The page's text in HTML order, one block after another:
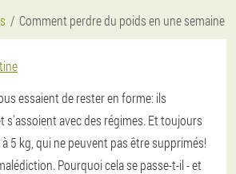
Comment perdre du poids en une semaine
essaient de rester en forme: ils
s'assoient avec des régimes. Et toujours
5 kg, qui ne peuvent pas être supprimés!
Pourquoi cela se passe-t-il - et